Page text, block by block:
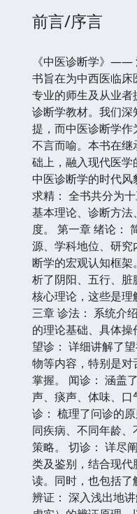
前言/序言
《中医诊断学》——
书旨在为中西医临
专业的师生及从业
诊断学教材。我们
提，而中医诊断学
不言而喻。本书在
础上，融入现代医
中医诊断学的时代
求精： 全书共分为
基本理论、诊断方
度。 第一章 绪论：
源、学科地位、研
断学的宏观认知框
析了阴阳、五行、
核心理论，这些是
三章 诊法： 系统介
的理论基础、具体操
望诊： 详细讲解了
物等内容，特别是
掌握。 闻诊： 涵盖
声、痰声、体味、
诊： 梳理了问诊的
同疾病、不同年龄
策略。 切诊： 详尽
类及鉴别，结合现
读。同时，也包括
辨证： 深入浅出地